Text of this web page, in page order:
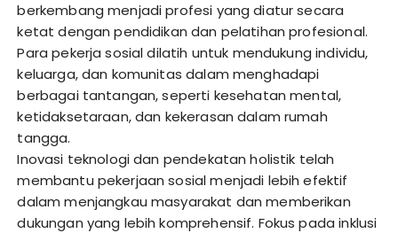
berkembang menjadi profesi yang diatur secara
ketat dengan pendidikan dan pelatihan profesional.
Para pekerja sosial dilatih untuk mendukung individu,
keluarga, dan komunitas dalam menghadapi
berbagai tantangan, seperti kesehatan mental,
ketidaksetaraan, dan kekerasan dalam rumah
tangga.
Inovasi teknologi dan pendekatan holistik telah
membantu pekerjaan sosial menjadi lebih efektif
dalam menjangkau masyarakat dan memberikan
dukungan yang lebih komprehensif. Fokus pada inklusi